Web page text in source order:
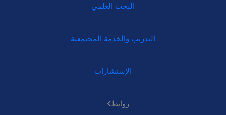
البحث العلمي
التدريب والخدمة المجتمعية
الإستشارات
روابط